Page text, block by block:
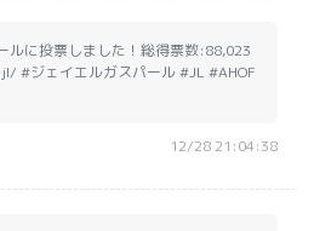
ルに投票しました！総得票数:88,023
#ジェイエルガスパール #JL #AHOF
12/28 21:04:38